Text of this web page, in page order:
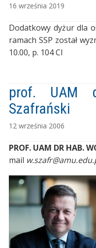
16 września 2019
Dodatkowy dyżur dla
ramach SSP został
10.00, p. 104 CI
prof. UAM
Szafrański
12 września 2006
PROF. UAM DR HAB.
mail